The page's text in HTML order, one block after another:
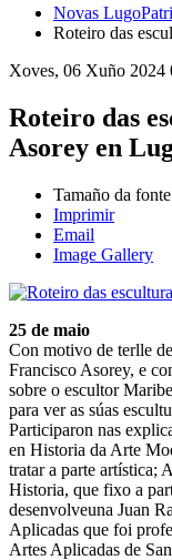
Novas
Roteiro das
Xoves, 06 Xuño 2024
Roteiro das
Asorey en
Tamaño da fonte
Imprimir
Email
Image Gallery
25 de maio
Con motivo de terlle
Francisco Asorey, e
sobre o escultor
para ver as súas
Participaron nas
en Historia da Arte
tratar a parte artística;
Historia, que fixo a
desenvolveuna Juan
Aplicadas que foi
Artes Aplicadas de